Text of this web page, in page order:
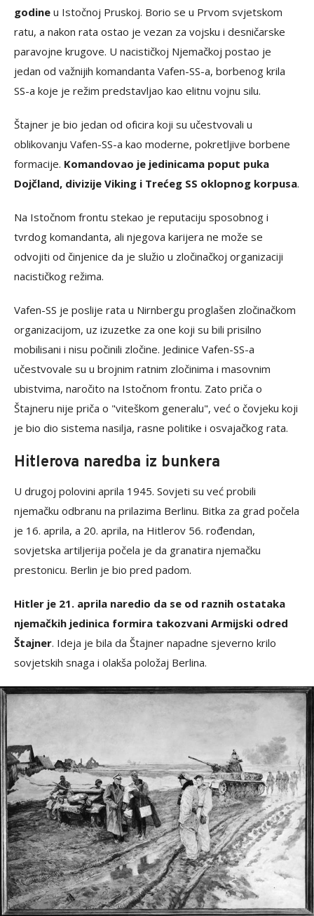
godine u Istočnoj Pruskoj. Borio se u Prvom svjetskom
ratu, a nakon rata ostao je vezan za vojsku i desničarske
paravojne krugove. U nacističkoj Njemačkoj postao je
jedan od važnijih komandanta Vafen-SS-a, borbenog krila
SS-a koje je režim predstavljao kao elitnu vojnu silu.
Štajner je bio jedan od oficira koji su učestvovali u
oblikovanju Vafen-SS-a kao moderne, pokretljive borbene
formacije. Komandovao je jedinicama poput puka
Dojčland, divizije Viking i Trećeg SS oklopnog korpusa.
Na Istočnom frontu stekao je reputaciju sposobnog i
tvrdog komandanta, ali njegova karijera ne može se
odvojiti od činjenice da je služio u zločinačkoj organizaciji
nacističkog režima.
Vafen-SS je poslije rata u Nirnbergu proglašen zločinačkom
organizacijom, uz izuzetke za one koji su bili prisilno
mobilisani i nisu počinili zločine. Jedinice Vafen-SS-a
učestvovale su u brojnim ratnim zločinima i masovnim
ubistvima, naročito na Istočnom frontu. Zato priča o
Štajneru nije priča o "viteškom generalu", već o čovjeku koji
je bio dio sistema nasilja, rasne politike i osvajačkog rata.
Hitlerova naredba iz bunkera
U drugoj polovini aprila 1945. Sovjeti su već probili
njemačku odbranu na prilazima Berlinu. Bitka za grad počela
je 16. aprila, a 20. aprila, na Hitlerov 56. rođendan,
sovjetska artiljerija počela je da granatira njemačku
prestonicu. Berlin je bio pred padom.
Hitler je 21. aprila naredio da se od raznih ostataka
njemačkih jedinica formira takozvani Armijski odred
Štajner. Ideja je bila da Štajner napadne sjeverno krilo
sovjetskih snaga i olakša položaj Berlina.